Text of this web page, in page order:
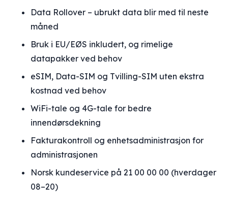
Data Rollover – ubrukt data blir med til neste
måned
Bruk i EU/EØS inkludert, og rimelige
datapakker ved behov
eSIM, Data-SIM og Tvilling-SIM uten ekstra
kostnad ved behov
WiFi-tale og 4G-tale for bedre
innendørsdekning
Fakturakontroll og enhetsadministrasjon for
administrasjonen
Norsk kundeservice på 21 00 00 00 (hverdager
08–20)